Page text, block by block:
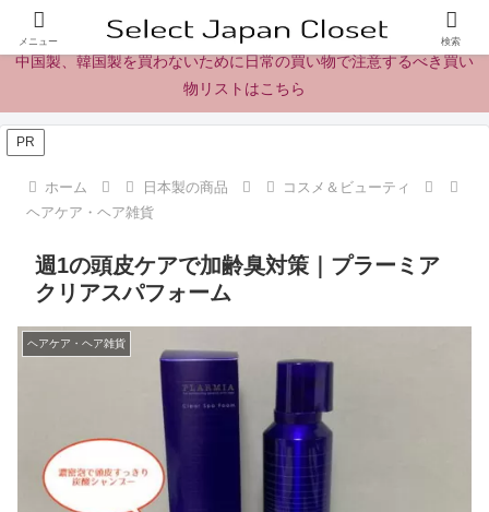
日本製の商品、製品、食品レビューとニュース
中国製、韓国製を買わないために日常の買い物で注意するべき買い
物リストはこちら
PR
ホーム 日本製の商品
コスメ＆ビューティ
ヘアケア・ヘア雑貨
週1の頭皮ケアで加齢臭対策｜プラーミア
クリアスパフォーム
ヘアケア・ヘア雑貨
メニュー 検索